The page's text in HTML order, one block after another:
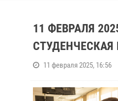
11 ФЕВРАЛЯ
11 февраля 2025, 16:56